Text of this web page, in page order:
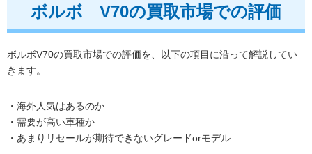
ボルボ V70の買取市場での評価
ボルボV70の買取市場での評価を、以下の項目に沿って解説してい
きます。
・海外人気はあるのか
・需要が高い車種か
・あまりリセールが期待できないグレードorモデル